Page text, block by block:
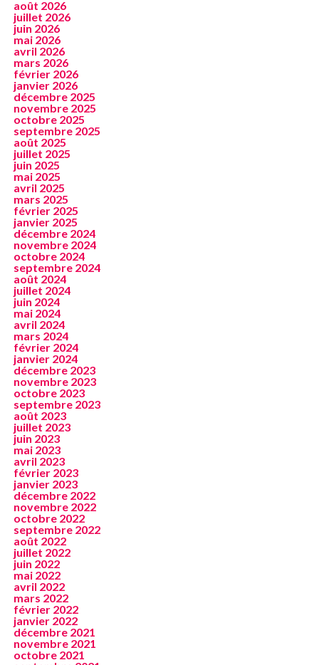
août 2026
juillet 2026
juin 2026
mai 2026
avril 2026
mars 2026
février 2026
janvier 2026
décembre 2025
novembre 2025
octobre 2025
septembre 2025
août 2025
juillet 2025
juin 2025
mai 2025
avril 2025
mars 2025
février 2025
janvier 2025
décembre 2024
novembre 2024
octobre 2024
septembre 2024
août 2024
juillet 2024
juin 2024
mai 2024
avril 2024
mars 2024
février 2024
janvier 2024
décembre 2023
novembre 2023
octobre 2023
septembre 2023
août 2023
juillet 2023
juin 2023
mai 2023
avril 2023
février 2023
janvier 2023
décembre 2022
novembre 2022
octobre 2022
septembre 2022
août 2022
juillet 2022
juin 2022
mai 2022
avril 2022
mars 2022
février 2022
janvier 2022
décembre 2021
novembre 2021
octobre 2021